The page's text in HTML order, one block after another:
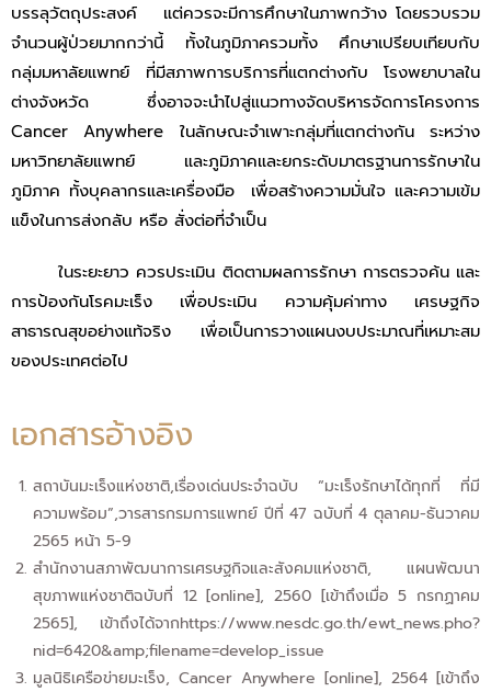
บรรลุวัตถุประสงค์ แต่ควรจะมีการศึกษาในภาพกว้าง โดยรวบรวม
จํานวนผู้ป่วยมากกว่านี้ ทั้งในภูมิภาครวมทั้ง ศึกษาเปรียบเทียบกับ
กลุ่มมหาลัยแพทย์ ที่มีสภาพการบริการที่แตกต่างกับ โรงพยาบาลใน
ต่างจังหวัด ซึ่งอาจจะนำไปสู่แนวทางจัดบริหารจัดการโครงการ
Cancer Anywhere ในลักษณะจําเพาะกลุ่มที่แตกต่างกัน ระหว่าง
มหาวิทยาลัยแพทย์ และภูมิภาคและยกระดับมาตรฐานการรักษาใน
ภูมิภาค ทั้งบุคลากรและเครื่องมือ เพื่อสร้างความมั่นใจ และความเข้ม
แข็งในการส่งกลับ หรือ สั่งต่อที่จำเป็น
ในระยะยาว ควรประเมิน ติดตามผลการรักษา การตรวจค้น และ
การป้องกันโรคมะเร็ง เพื่อประเมิน ความคุ้มค่าทาง เศรษฐกิจ
สาธารณสุขอย่างแท้จริง เพื่อเป็นการวางแผนงบประมาณที่เหมาะสม
ของประเทศต่อไป
เอกสารอ้างอิง
สถาบันมะเร็งแห่งชาติ,เรื่องเด่นประจำฉบับ “มะเร็งรักษาได้ทุกที่ ที่มี
ความพร้อม”,วารสารกรมการแพทย์ ปีที่ 47 ฉบับที่ 4 ตุลาคม-ธันวาคม
2565 หน้า 5-9
สำนักงานสภาพัฒนาการเศรษฐกิจและสังคมแห่งชาติ, แผนพัฒนา
สุขภาพแห่งชาติฉบับที่ 12 [online], 2560 [เข้าถึงเมื่อ 5 กรกฏาคม
2565], เข้าถึงได้จากhttps://www.nesdc.go.th/ewt_news.pho?
nid=6420&amp;filename=develop_issue
มูลนิธิเครือข่ายมะเร็ง, Cancer Anywhere [online], 2564 [เข้าถึง